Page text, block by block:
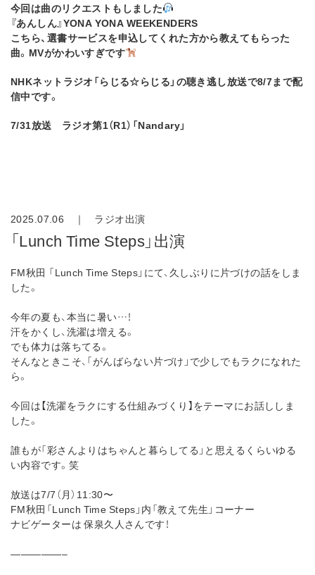
今回は曲のリクエストもしました
『あんしん』YONA YONA WEEKENDERS
こちら、選書サービスを申込してくれた方から教えてもらった
曲。MVがかわいすぎです
NHKネットラジオ「らじる☆らじる」の聴き逃し放送で8/7まで配
信中です。
7/31放送 ラジオ第1（R1）「Nandary」
2025.07.06 ｜ ラジオ出演
「Lunch Time Steps」出演
FM秋田 「Lunch Time Steps」にて、久しぶりに片づけの話をしま
した。
今年の夏も、本当に暑い…！
汗をかくし、洗濯は増える。
でも体力は落ちてる。
そんなときこそ、「がんばらない片づけ」で少しでもラクになれた
ら。
今回は【洗濯をラクにする仕組みづくり】をテーマにお話ししま
した。
誰もが「彩さんよりはちゃんと暮らしてる」と思えるくらいゆる
い内容です。笑
放送は7/7（月）11:30〜
FM秋田「Lunch Time Steps」内「教えて先生」コーナー
ナビゲーターは 保泉久人さんです！
⁡—————–